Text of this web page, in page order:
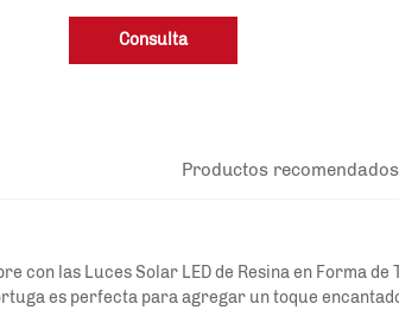
Consulta
Productos recomendados
con las Luces Solar LED de Resina en Forma
es perfecta para agregar un toque